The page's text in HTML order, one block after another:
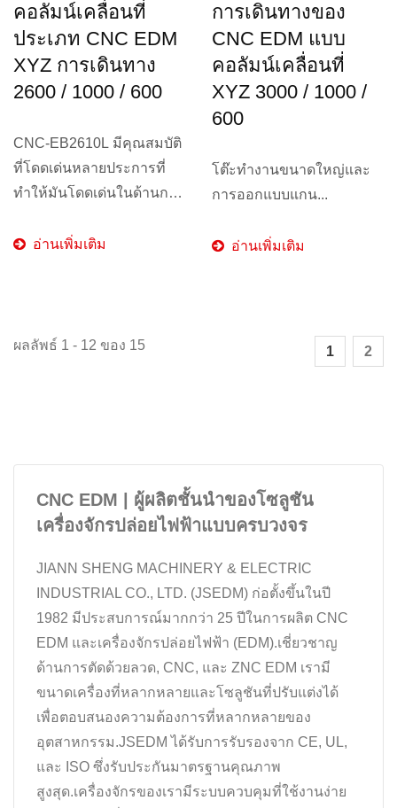
คอลัมน์เคลื่อนที่
ประเภท CNC EDM
XYZ การเดินทาง
2600 / 1000 / 600
CNC-EB2610L มีคุณสมบัติ
ที่โดดเด่นหลายประการที่
ทำให้มันโดดเด่นในด้านการ
อ่านเพิ่มเติม
การเดินทางของ
CNC EDM แบบ
คอลัมน์เคลื่อนที่
XYZ 3000 / 1000 /
600
โต๊ะทำงานขนาดใหญ่และ
การออกแบบแกน...
อ่านเพิ่มเติม
ผลลัพธ์ 1 - 12 ของ 15 1 2
CNC EDM | ผู้ผลิตชั้นนำของโซลูชัน
เครื่องจักรปล่อยไฟฟ้าแบบครบวงจร
JIANN SHENG MACHINERY & ELECTRIC
INDUSTRIAL CO., LTD. (JSEDM) ก่อตั้งขึ้นในปี
1982 มีประสบการณ์มากกว่า 25 ปีในการผลิต CNC
EDM และเครื่องจักรปล่อยไฟฟ้า (EDM).เชี่ยวชาญ
ด้านการตัดด้วยลวด, CNC, และ ZNC EDM เรามี
ขนาดเครื่องที่หลากหลายและโซลูชันที่ปรับแต่งได้
เพื่อตอบสนองความต้องการที่หลากหลายของ
อุตสาหกรรม.JSEDM ได้รับการรับรองจาก CE, UL,
และ ISO ซึ่งรับประกันมาตรฐานคุณภาพ
สูงสุด.เครื่องจักรของเรามีระบบควบคุมที่ใช้งานง่าย